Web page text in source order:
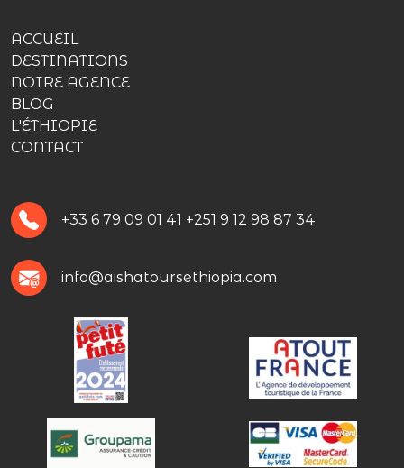
ACCUEIL
DESTINATIONS
NOTRE AGENCE
BLOG
L'ÉTHIOPIE
CONTACT
+33 6 79 09 01 41 +251 9 12 98 87 34
info@aishatoursethiopia.com